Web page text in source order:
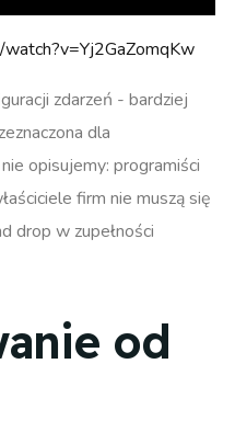
zdarzeń - bardziej
dla
opisujemy: programiści
firm nie muszą się
drop w zupełności
od